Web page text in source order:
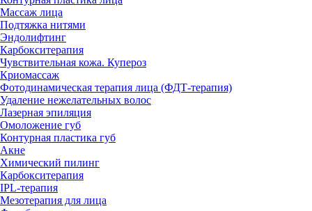
Массаж лица
Подтяжка нитями
Эндолифтинг
Карбокситерапия
Чувствительная кожа. Купероз
Криомассаж
Фотодинамическая терапия лица (ФДТ-терапия)
Удаление нежелательных волос
Лазерная эпиляция
Омоложение губ
Контурная пластика губ
Акне
Химический пилинг
Карбокситерапия
IPL‑терапия
Мезотерапия для лица